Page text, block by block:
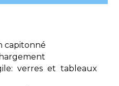
capitonné
verres et tableaux